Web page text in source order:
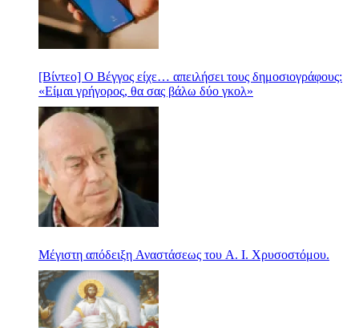
[Βίντεο] Ο Βέγγος είχε… απειλήσει τους δημοσιογράφους:
«Είμαι γρήγορος, θα σας βάλω δύο γκολ»
Μέγιστη απόδειξη Αναστάσεως του Α. Ι. Χρυσοστόμου.